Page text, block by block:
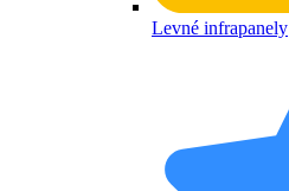
Levné infrapanely